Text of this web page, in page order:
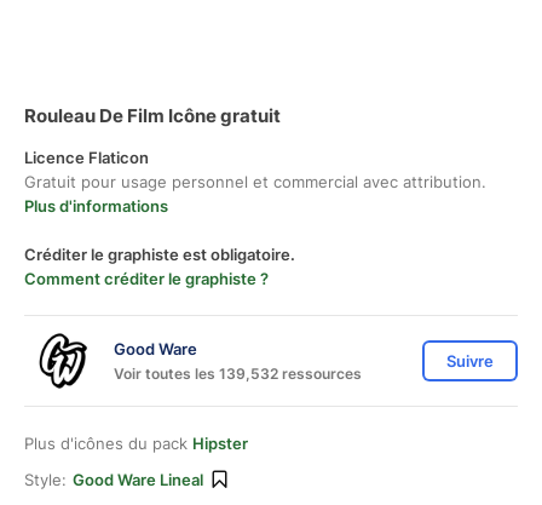
Rouleau De Film Icône gratuit
Licence Flaticon
Gratuit pour usage personnel et commercial avec attribution.
Plus d'informations
Créditer le graphiste est obligatoire.
Comment créditer le graphiste ?
Good Ware
Voir toutes les 139,532 ressources
Suivre
Plus d'icônes du pack Hipster
Style: Good Ware Lineal